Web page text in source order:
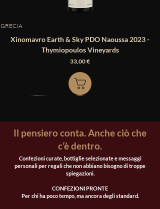
GRECIA
Xinomavro Earth & Sky PDO Naoussa 2023 -
Thymiopoulos Vineyards
Prezzo
33,00 €
PUGLIA
PUGLIA
PUGLIA
PUGLIA
PUGLIA
PORTOGALLO
CANADA
MESSICO
GUATEMALA
GUATEMALA
PIEMONTE
LIGURIA
LETTONIA
LETTONIA
Il pensiero conta. Anche ciò che
c’è dentro.
​Confezioni curate, bottiglie selezionate e messaggi
personali per regali che non abbiano bisogno di troppe
spiegazioni.
CONFEZIONI PRONTE
Per chi ha poco tempo, ma ancora degli standard.